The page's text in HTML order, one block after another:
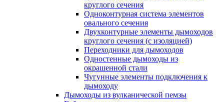
круглого сечения
Одноконтурная система элементов
овального сечения
Двухконтурные элементы дымоходов
круглого сечения (с изоляцией)
Переходники для дымоходов
Одностенные дымоходы из
окрашенной стали
Чугунные элементы подключения к
дымоходу
Дымоходы из вулканической пемзы